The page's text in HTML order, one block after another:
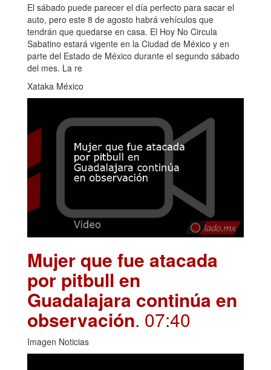
El sábado puede parecer el día perfecto para sacar el
auto, pero este 8 de agosto habrá vehículos que
tendrán que quedarse en casa. El Hoy No Circula
Sabatino estará vigente en la Ciudad de México y en
parte del Estado de México durante el segundo sábado
del mes. La re
Xataka México
Mujer que fue atacada
por pitbull en
Guadalajara continúa en
observación. 07:40
Imagen Noticias